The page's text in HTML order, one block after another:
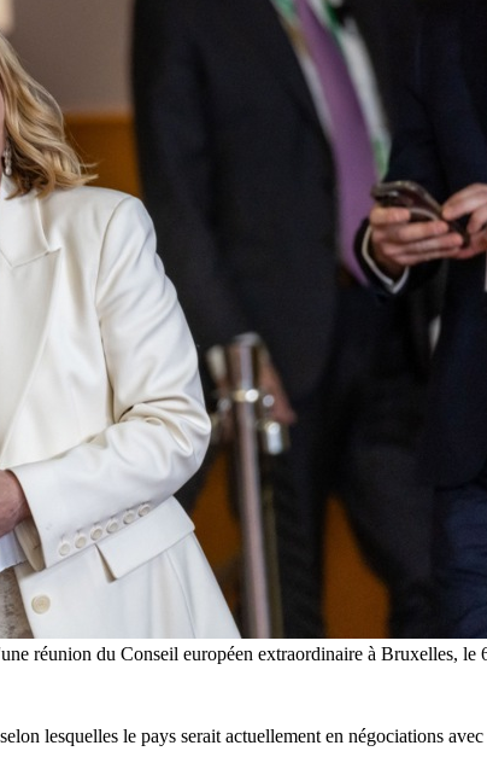
réunion du Conseil européen extraordinaire à Bruxelles,
lesquelles le pays serait actuellement en négociations